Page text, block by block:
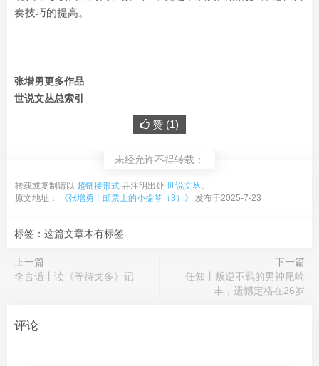
奏技巧的提高。
张增勇更多作品
世说文丛总索引
赞 (1)
未经允许不得转载：
转载或复制请以 超链接形式 并注明出处 世说文丛。
原文地址：
《张增勇丨邮票上的小提琴（3）》 发布于2025-7-23
标签：这篇文章木有标签
上一篇
李言谙丨读《等待戈多》记
下一篇
任知丨叛逆不羁的男神尾崎
丰，遗憾定格在26岁
评论